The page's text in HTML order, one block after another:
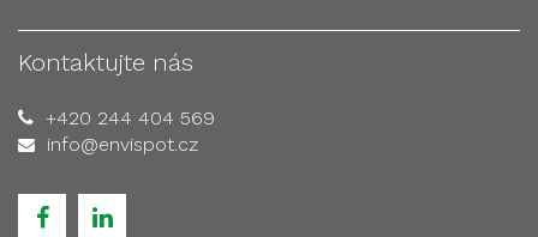
Kontaktujte nás
+420 244 404 569
info@envispot.cz